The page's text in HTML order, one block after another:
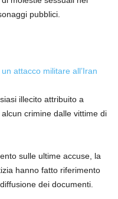
pubblici.
attacco militare all’Iran
illecito attribuito a
crimine dalle vittime di
sulle ultime accuse, la
hanno fatto riferimento
dei documenti.